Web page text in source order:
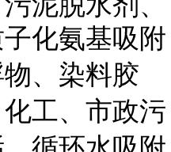
子化氨基吸附
、染料胶
工、市政污